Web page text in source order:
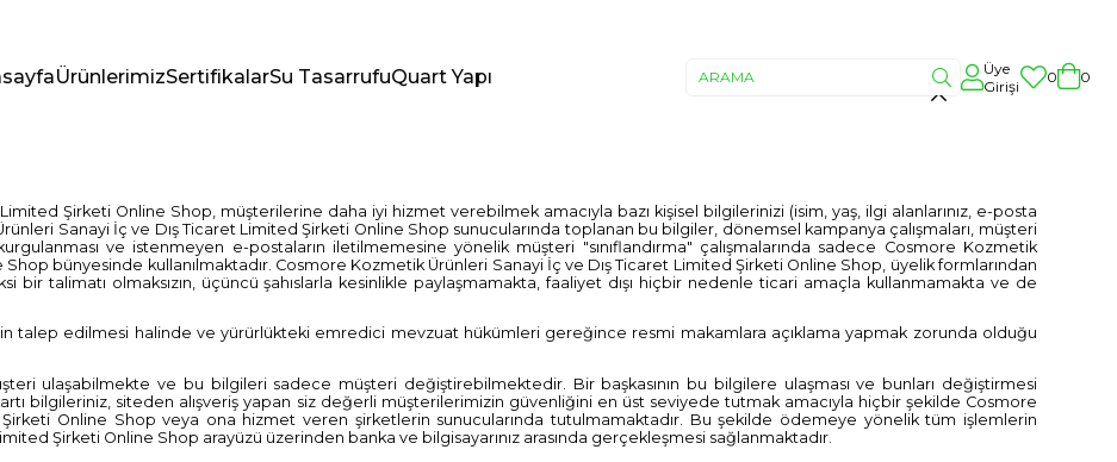
ÜrünlerimizSertifikalarSu TasarrufuQuart Yapı
Üye
Girişi
0 0
Şirketi Online Shop, müşterilerine daha iyi hizmet verebilmek amacıyla bazı kişisel bilgilerinizi (isim, yaş, ilgi alanlarınız, e-posta
Sanayi İç ve Dış Ticaret Limited Şirketi Online Shop sunucularında toplanan bu bilgiler, dönemsel kampanya çalışmaları, müşteri
ve istenmeyen e-postaların iletilmemesine yönelik müşteri "sınıflandırma" çalışmalarında sadece Cosmore Kozmetik
bünyesinde kullanılmaktadır. Cosmore Kozmetik Ürünleri Sanayi İç ve Dış Ticaret Limited Şirketi Online Shop, üyelik formlarından
bir talimatı olmaksızın, üçüncü şahıslarla kesinlikle paylaşmamakta, faaliyet dışı hiçbir nedenle ticari amaçla kullanmamakta ve de
talep edilmesi halinde ve yürürlükteki emredici mevzuat hükümleri gereğince resmi makamlara açıklama yapmak zorunda olduğu
ulaşabilmekte ve bu bilgileri sadece müşteri değiştirebilmektedir. Bir başkasının bu bilgilere ulaşması ve bunları değiştirmesi
bilgileriniz, siteden alışveriş yapan siz değerli müşterilerimizin güvenliğini en üst seviyede tutmak amacıyla hiçbir şekilde Cosmore
Online Shop veya ona hizmet veren şirketlerin sunucularında tutulmamaktadır. Bu şekilde ödemeye yönelik tüm işlemlerin
Şirketi Online Shop arayüzü üzerinden banka ve bilgisayarınız arasında gerçekleşmesi sağlanmaktadır.